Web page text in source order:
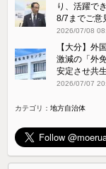
り、活躍で
8/7までご意
2026/07/08
【大分】
激減の「外
安定させ共
2026/07/07
カテゴリ：地方自治体